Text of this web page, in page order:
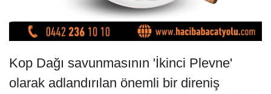
Kop Dağı savunmasının 'İkinci Plevne'
olarak adlandırılan önemli bir direniş